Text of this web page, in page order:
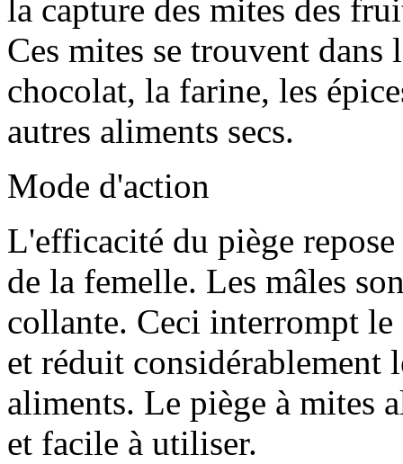
la capture des mites des
Ces mites se trouvent
chocolat, la farine, les
autres aliments secs.
Mode d'action
L'efficacité du piège
de la femelle. Les mâles
collante. Ceci interrompt
et réduit considérablement
aliments. Le piège à mites
et facile à utiliser.